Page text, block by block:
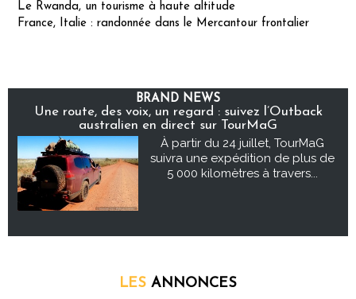
Le Rwanda, un tourisme à haute altitude
France, Italie : randonnée dans le Mercantour frontalier
BRAND NEWS
Une route, des voix, un regard : suivez l’Outback
australien en direct sur TourMaG
À partir du 24 juillet, TourMaG
suivra une expédition de plus de
5 000 kilomètres à travers...
LES ANNONCES